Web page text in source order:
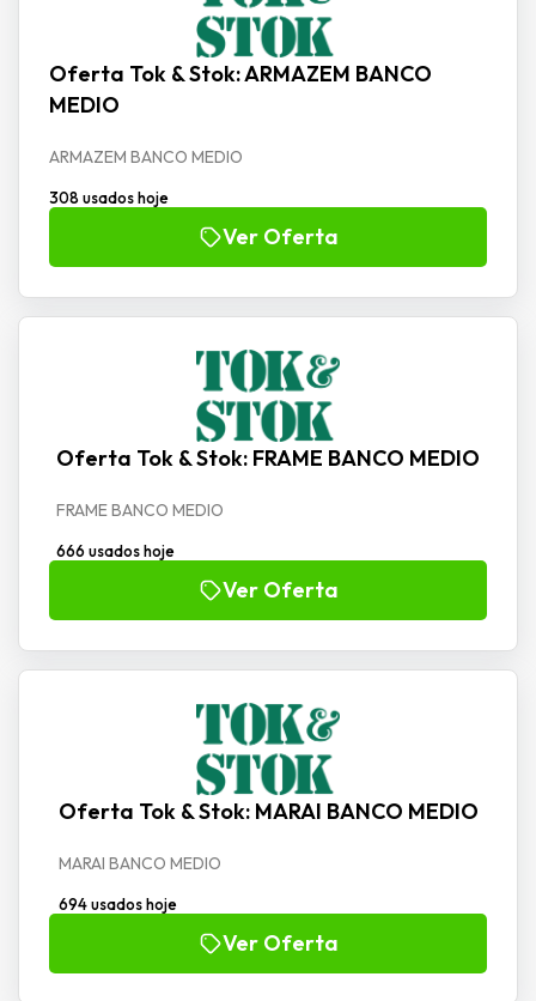
Oferta Tok & Stok: ARMAZEM BANCO
MEDIO
ARMAZEM BANCO MEDIO
308 usados hoje
Ver Oferta
Oferta Tok & Stok: FRAME BANCO MEDIO
FRAME BANCO MEDIO
666 usados hoje
Ver Oferta
Oferta Tok & Stok: MARAI BANCO MEDIO
MARAI BANCO MEDIO
694 usados hoje
Ver Oferta